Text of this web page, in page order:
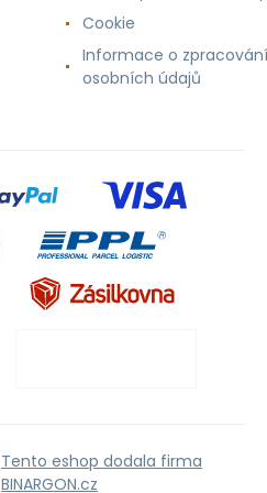
Cookie
Informace o zpracování
osobních údajů
Tento eshop dodala firma
BINARGON.cz